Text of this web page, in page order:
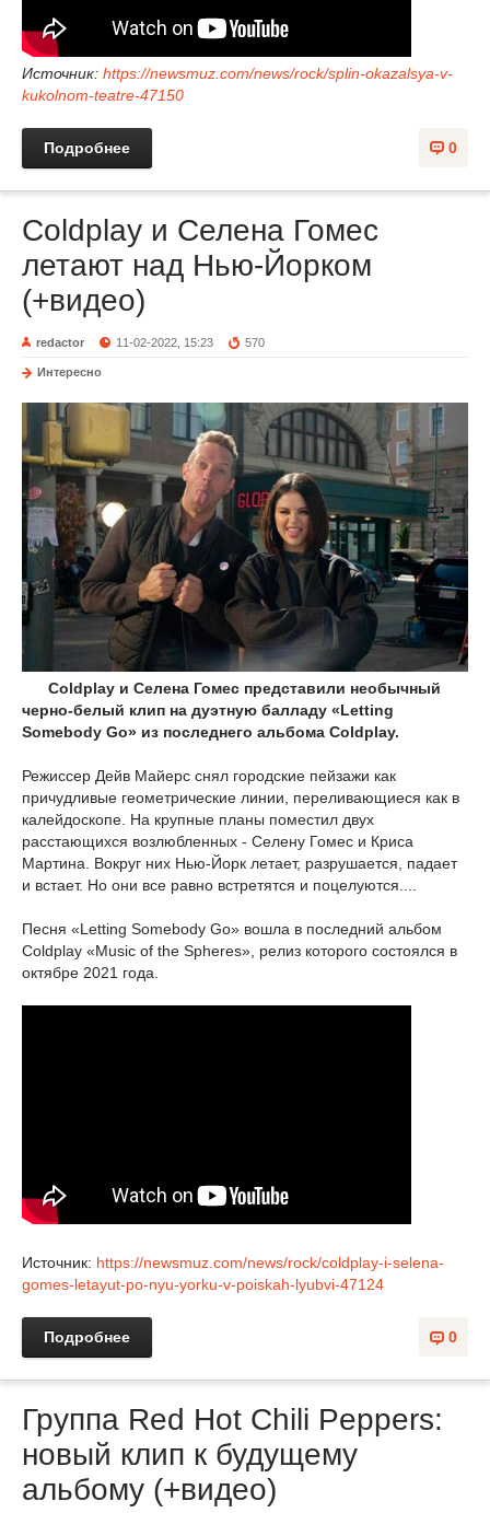
Источник: https://newsmuz.com/news/rock/splin-okazalsya-v-
kukolnom-teatre-47150
0
Подробнее
Coldplay и Селена Гомес
летают над Нью-Йорком
(+видео)
redactor 11-02-2022, 15:23 570
Интересно
Coldplay и Селена Гомес представили необычный
черно-белый клип на дуэтную балладу «Letting
Somebody Go» из последнего альбома Coldplay.
Режиссер Дейв Майерс снял городские пейзажи как
причудливые геометрические линии, переливающиеся как в
калейдоскопе. На крупные планы поместил двух
расстающихся возлюбленных - Селену Гомес и Криса
Мартина. Вокруг них Нью-Йорк летает, разрушается, падает
и встает. Но они все равно встретятся и поцелуются....
Песня «Letting Somebody Go» вошла в последний альбом
Coldplay «Music of the Spheres», релиз которого состоялся в
октябре 2021 года.
Источник: https://newsmuz.com/news/rock/coldplay-i-selena-
gomes-letayut-po-nyu-yorku-v-poiskah-lyubvi-47124
0
Подробнее
Группа Red Hot Chili Peppers:
новый клип к будущему
альбому (+видео)